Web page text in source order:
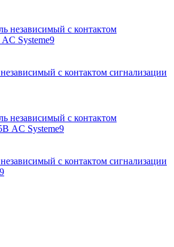
с контактом сигнализации
с контактом сигнализации